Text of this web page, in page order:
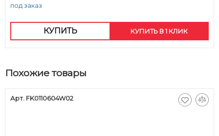
под заказ
КУПИТЬ КУПИТЬ В 1 КЛИК
Похожие товары
Арт. FK0110604W02